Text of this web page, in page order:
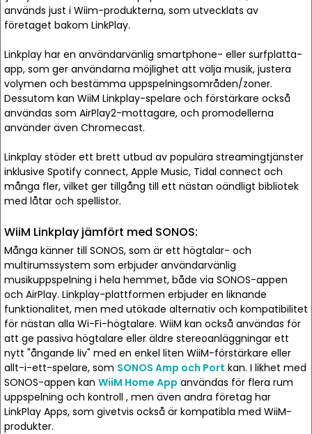
används just i Wiim-produkterna, som utvecklats av
företaget bakom LinkPlay.
Linkplay har en användarvänlig smartphone- eller surfplatta-
app, som ger användarna möjlighet att välja musik, justera
volymen och bestämma uppspelningsområden/zoner.
Dessutom kan WiiM Linkplay-spelare och förstärkare också
användas som AirPlay2-mottagare, och promodellerna
använder även Chromecast.
Linkplay stöder ett brett utbud av populära streamingtjänster
inklusive Spotify connect, Apple Music, Tidal connect och
många fler, vilket ger tillgång till ett nästan oändligt bibliotek
med låtar och spellistor.
WiiM Linkplay jämfört med SONOS:
Många känner till SONOS, som är ett högtalar- och
multirumssystem som erbjuder användarvänlig
musikuppspelning i hela hemmet, både via SONOS-appen
och AirPlay. Linkplay-plattformen erbjuder en liknande
funktionalitet, men med utökade alternativ och kompatibilitet
för nästan alla Wi-Fi-högtalare. WiiM kan också användas för
att ge passiva högtalare eller äldre stereoanläggningar ett
nytt "ångande liv" med en enkel liten WiiM-förstärkare eller
allt-i-ett-spelare, som SONOS Amp och Port kan. I likhet med
SONOS-appen kan WiiM Home App användas för flera rum
uppspelning och kontroll , men även andra företag har
LinkPlay Apps, som givetvis också är kompatibla med WiiM-
produkter.